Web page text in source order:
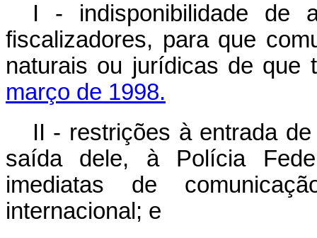
I - indisponibilidade de
fiscalizadores, para que
naturais ou jurídicas de
março de 1998.
II - restrições à entrada
saída dele, à Polícia
imediatas de
internacional; e